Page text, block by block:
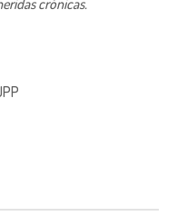
crónicas.